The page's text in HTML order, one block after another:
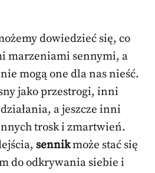
dowiedzieć się, co
marzeniami sennymi, a
mogą one dla nas nieść.
jako przestrogi, inni
a jeszcze inni
trosk i zmartwień.
sennikmoże stać się
do odkrywania siebie i